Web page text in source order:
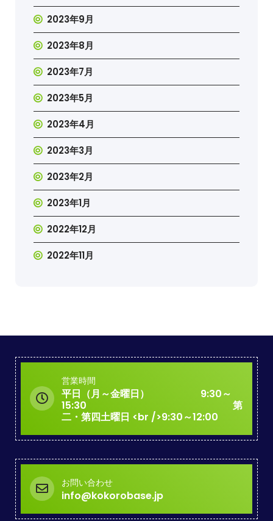
2023年9月
2023年8月
2023年7月
2023年5月
2023年4月
2023年3月
2023年2月
2023年1月
2022年12月
2022年11月
営業時間
平日（月～金曜日） 9:30～
15:30 第
二・第四土曜日 <br />9:30～12:00
お問い合わせ
info@kokorobase.jp